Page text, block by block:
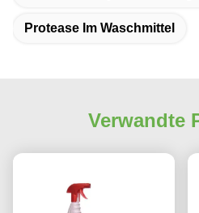
Protease Im Waschmittel
Verwandte